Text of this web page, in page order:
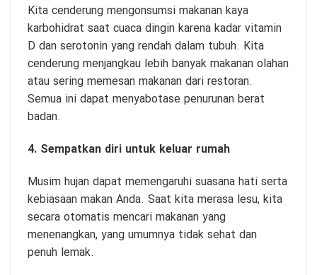
Kita cenderung mengonsumsi makanan kaya
karbohidrat saat cuaca dingin karena kadar vitamin
D dan serotonin yang rendah dalam tubuh. Kita
cenderung menjangkau lebih banyak makanan olahan
atau sering memesan makanan dari restoran.
Semua ini dapat menyabotase penurunan berat
badan.
4. Sempatkan diri untuk keluar rumah
Musim hujan dapat memengaruhi suasana hati serta
kebiasaan makan Anda. Saat kita merasa lesu, kita
secara otomatis mencari makanan yang
menenangkan, yang umumnya tidak sehat dan
penuh lemak.